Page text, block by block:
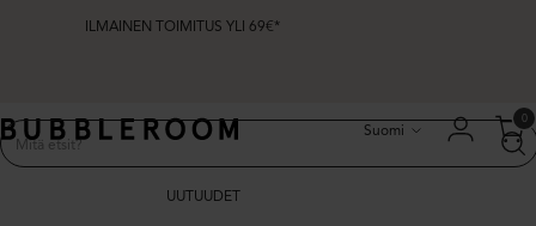
ILMAINEN TOIMITUS YLI 69€*
Suomi
0
UUTUUDET